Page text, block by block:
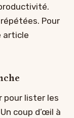
Pour
article
pour lister les
coup d’œil à